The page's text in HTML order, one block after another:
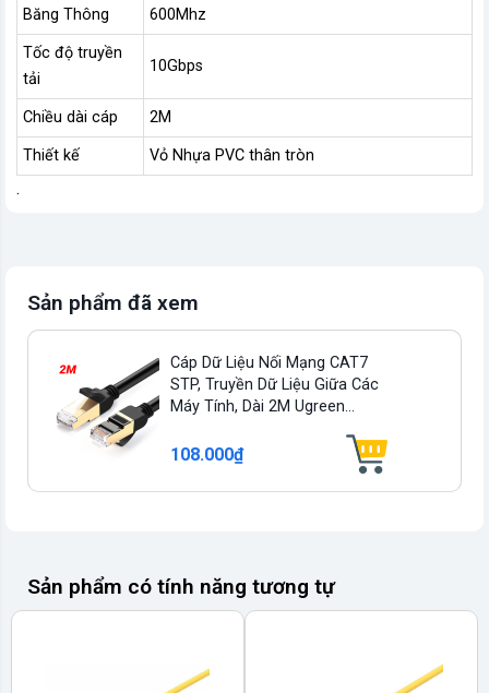
Băng Thông 600Mhz
Tốc độ truyền
tải
10Gbps
Chiều dài cáp 2M
Thiết kế Vỏ Nhựa PVC thân tròn
.
Sản phẩm đã xem
Cáp Dữ Liệu Nối Mạng CAT7
STP, Truyền Dữ Liệu Giữa Các
Máy Tính, Dài 2M Ugreen...
108.000₫
Sản phẩm có tính năng tương tự